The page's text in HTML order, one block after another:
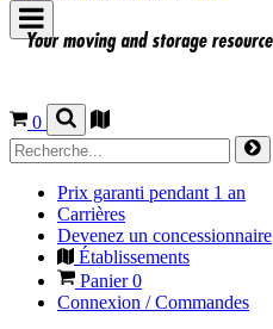
0
Prix garanti pendant 1 an
Carrières
Devenez un concessionnaire
Établissements
Panier0
Connexion / Commandes